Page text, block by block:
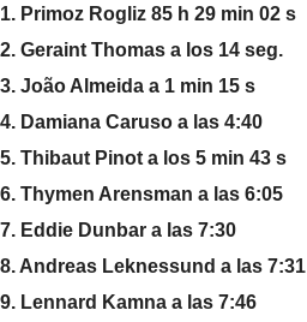
1. Primoz Rogliz 85 h 29 min 02 s
2. Geraint Thomas a los 14 seg.
3. João Almeida a 1 min 15 s
4. Damiana Caruso a las 4:40
5. Thibaut Pinot a los 5 min 43 s
6. Thymen Arensman a las 6:05
7. Eddie Dunbar a las 7:30
8. Andreas Leknessund a las 7:31
9. Lennard Kamna a las 7:46